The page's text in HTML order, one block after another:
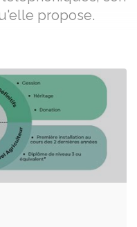
propose.